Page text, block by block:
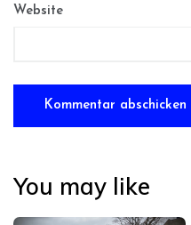
Website
You may like